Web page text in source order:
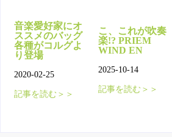
音楽愛好家にオ
ススメのバッグ
各種がコルグよ
り登場
2020-02-25
記事を読む＞＞
こ、これが吹奏
楽!? PRIEM
WIND EN
2025-10-14
記事を読む＞＞